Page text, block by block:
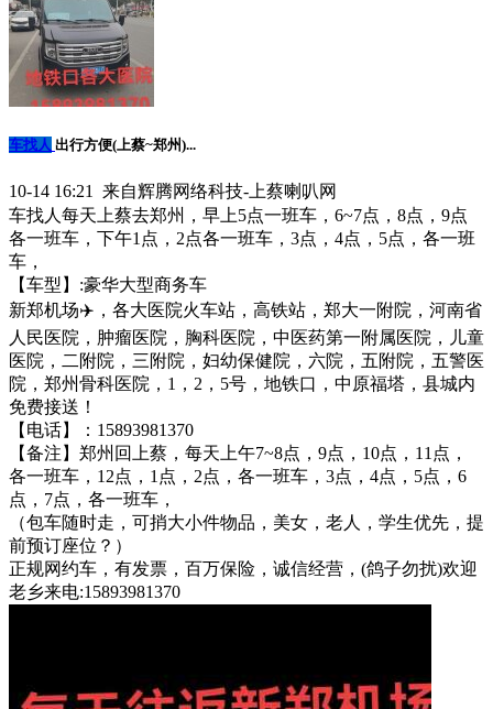
车找人 出行方便(上蔡~郑州)...
10-14 16:21 来自辉腾网络科技-上蔡喇叭网
车找人每天上蔡去郑州，早上5点一班车，6~7点，8点，9点
各一班车，下午1点，2点各一班车，3点，4点，5点，各一班
车，
【车型】:豪华大型商务车
新郑机场✈️，各大医院火车站，高铁站，郑大一附院，河南省
人民医院，肿瘤医院，胸科医院，中医药第一附属医院，儿童
医院，二附院，三附院，妇幼保健院，六院，五附院，五警医
院，郑州骨科医院，1，2，5号，地铁口，中原福塔，县城内
免费接送！
【电话】：15893981370
【备注】郑州回上蔡，每天上午7~8点，9点，10点，11点，
各一班车，12点，1点，2点，各一班车，3点，4点，5点，6
点，7点，各一班车，
（包车随时走，可捎大小件物品，美女，老人，学生优先，提
前预订座位？）
正规网约车，有发票，百万保险，诚信经营，(鸽子勿扰)欢迎
老乡来电:15893981370